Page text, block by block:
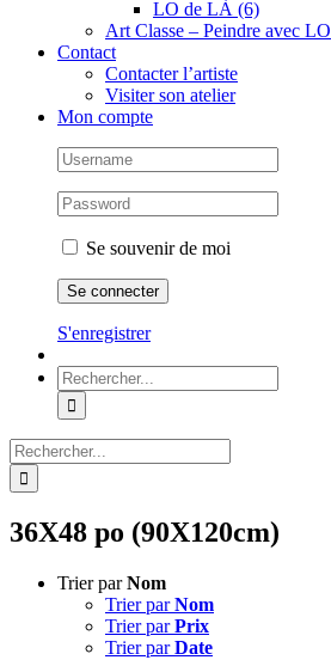
LO de LÀ (6)
Art Classe – Peindre avec LO
Contact
Contacter l’artiste
Visiter son atelier
Mon compte
Se souvenir de moi
S'enregistrer
Rechercher:
Rechercher:
36X48 po (90X120cm)
Trier parNom
Trier parNom
Trier parPrix
Trier parDate